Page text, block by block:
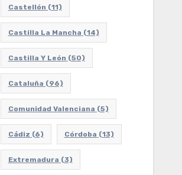
Castellón (11)
Castilla La Mancha (14)
Castilla Y León (50)
Cataluña (96)
Comunidad Valenciana (5)
Cádiz (6) Córdoba (13)
Extremadura (3)